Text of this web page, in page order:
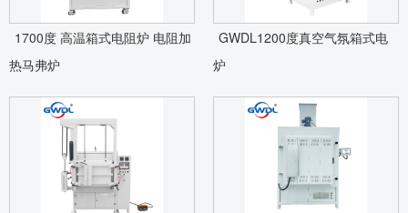
1700度 高温箱式电阻炉 电阻加
热马弗炉
GWDL1200度真空气氛箱式电
炉